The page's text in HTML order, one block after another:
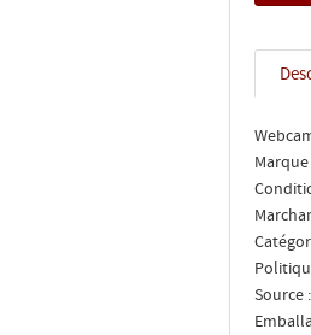
Source